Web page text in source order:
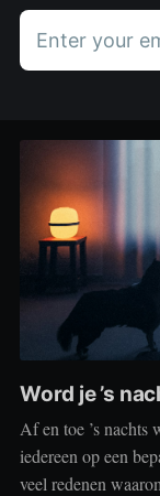
Enter your
Word je ’s
Af en toe ’s nachts
iedereen op een
veel redenen